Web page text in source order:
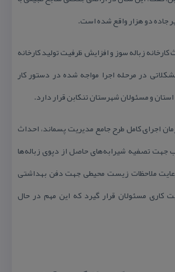
زباله سوز و افزایش ظرفیت تولید كارخانه
در مرحله اجرا مواجه شده در دستور كار
و مسئولان شهرستان تنكابن قرار دارد.
اجرای كامل طرح جامع مدیریت پسماند، احداث
تصفیه شیرابه‌های حاصل از دپوی زباله‌ها
ملاحظات زیست محیطی جهت دفن بهداشتی
كاری مسئولان قرار گیرد كه این مهم در حال